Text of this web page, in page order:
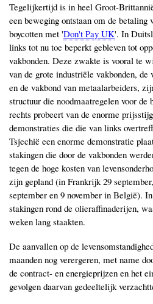
Tegelijkertijd is in heel Groot-
een beweging ontstaan om de betaling
boycotten met 'Don't Pay UK'. In
links tot nu toe beperkt gebleven tot
vakbonden. Deze zwakte is vooral te
van de grote industriële vakbonden, de
en de vakbond van metaalarbeiders,
structuur die noodmaatregelen voor de
rechts probeert van de enorme
demonstraties die die van links
Tsjechië een enorme demonstratie
stakingen die door de vakbonden
tegen de hoge kosten van
zijn gepland (in Frankrijk 29
september en 9 november in België).
stakingen rond de olieraffinaderijen,
weken lang staakten.
De aanvallen op de
maanden nog verergeren, met name
de contract- en energieprijzen en het
gevolgen daarvan gedeeltelijk